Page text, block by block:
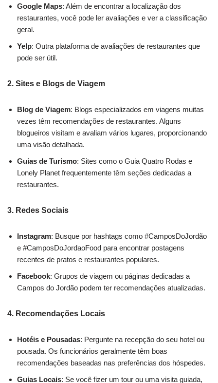
Google Maps: Além de encontrar a localização dos
restaurantes, você pode ler avaliações e ver a classificação
geral.
Yelp: Outra plataforma de avaliações de restaurantes que
pode ser útil.
2. Sites e Blogs de Viagem
Blog de Viagem: Blogs especializados em viagens muitas
vezes têm recomendações de restaurantes. Alguns
blogueiros visitam e avaliam vários lugares, proporcionando
uma visão detalhada.
Guias de Turismo: Sites como o Guia Quatro Rodas e
Lonely Planet frequentemente têm seções dedicadas a
restaurantes.
3. Redes Sociais
Instagram: Busque por hashtags como #CamposDoJordão
e #CamposDoJordaoFood para encontrar postagens
recentes de pratos e restaurantes populares.
Facebook: Grupos de viagem ou páginas dedicadas a
Campos do Jordão podem ter recomendações atualizadas.
4. Recomendações Locais
Hotéis e Pousadas: Pergunte na recepção do seu hotel ou
pousada. Os funcionários geralmente têm boas
recomendações baseadas nas preferências dos hóspedes.
Guias Locais: Se você fizer um tour ou uma visita guiada,